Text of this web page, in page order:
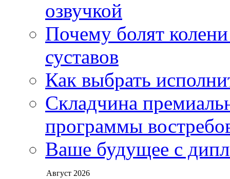
озвучкой
Почему болят
суставов
Как выбрать
Складчина
программы
Ваше будущее с
Август 2026